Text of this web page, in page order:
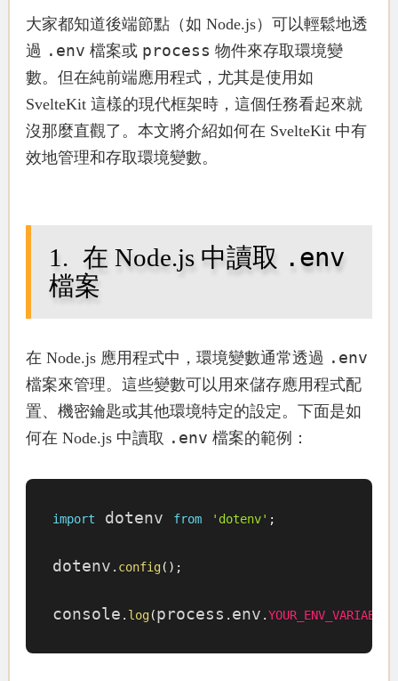
大家都知道後端節點（如 Node.js）可以輕鬆地透
過 .env 檔案或 process 物件來存取環境變
數。但在純前端應用程式，尤其是使用如
SvelteKit 這樣的現代框架時，這個任務看起來就
沒那麼直觀了。本文將介紹如何在 SvelteKit 中有
效地管理和存取環境變數。
在 Node.js 中讀取 .env
檔案
在 Node.js 應用程式中，環境變數通常透過 .env
檔案來管理。這些變數可以用來儲存應用程式配
置、機密鑰匙或其他環境特定的設定。下面是如
何在 Node.js 中讀取 .env 檔案的範例：
import dotenv from 'dotenv' ;
dotenv . config( ) ;
console . log(process . env .YOUR_ENV_VARIABLE